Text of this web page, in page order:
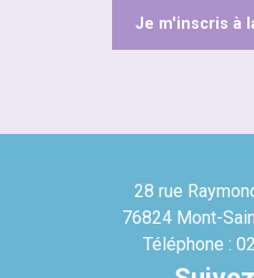
Je m'inscris à
28 rue
76824 Mont-
Téléphone :